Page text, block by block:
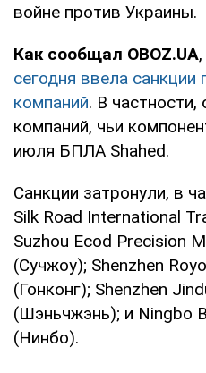
войне против Украины.
Как сообщал OBOZ.UA
сегодня ввела санкции
компаний. В частности,
компаний, чьи
июля БПЛА Shahed.
Санкции затронули, в
Silk Road International
Suzhou Ecod Precision
(Сучжоу); Shenzhen
(Гонконг); Shenzhen
(Шэньчжэнь); и Ningbo
(Нинбо).